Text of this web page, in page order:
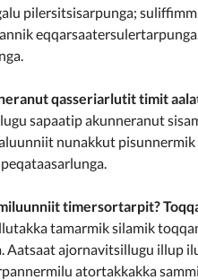
pilersitsisarpunga;
qasseriarlutit timit
sapaatip akunneranut
nunakkut
timersortarpit?
tamarmik silamik
Aatsaat ajornavitsillugu illup
atortakkakka